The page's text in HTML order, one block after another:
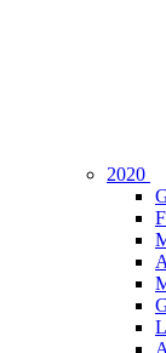
2020